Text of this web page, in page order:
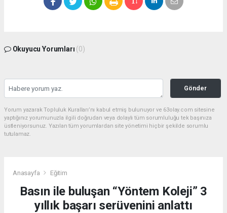
Okuyucu Yorumları (0)
Gönder
Yorum yazarak Topluluk Kuralları’nı kabul etmiş bulunuyor ve 63olay.com sitesine
yaptığınız yorumunuzla ilgili doğrudan veya dolaylı tüm sorumluluğu tek başınıza
üstleniyorsunuz. Yazılan tüm yorumlardan site yönetimi hiçbir şekilde sorumlu
tutulamaz.
Anasayfa Eğitim
Basın ile buluşan “Yöntem Koleji” 3
yıllık başarı serüvenini anlattı